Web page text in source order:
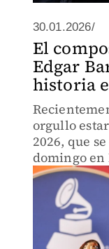
30.01.2026/
El
Edgar
historia
orgullo
2026, que
domingo en